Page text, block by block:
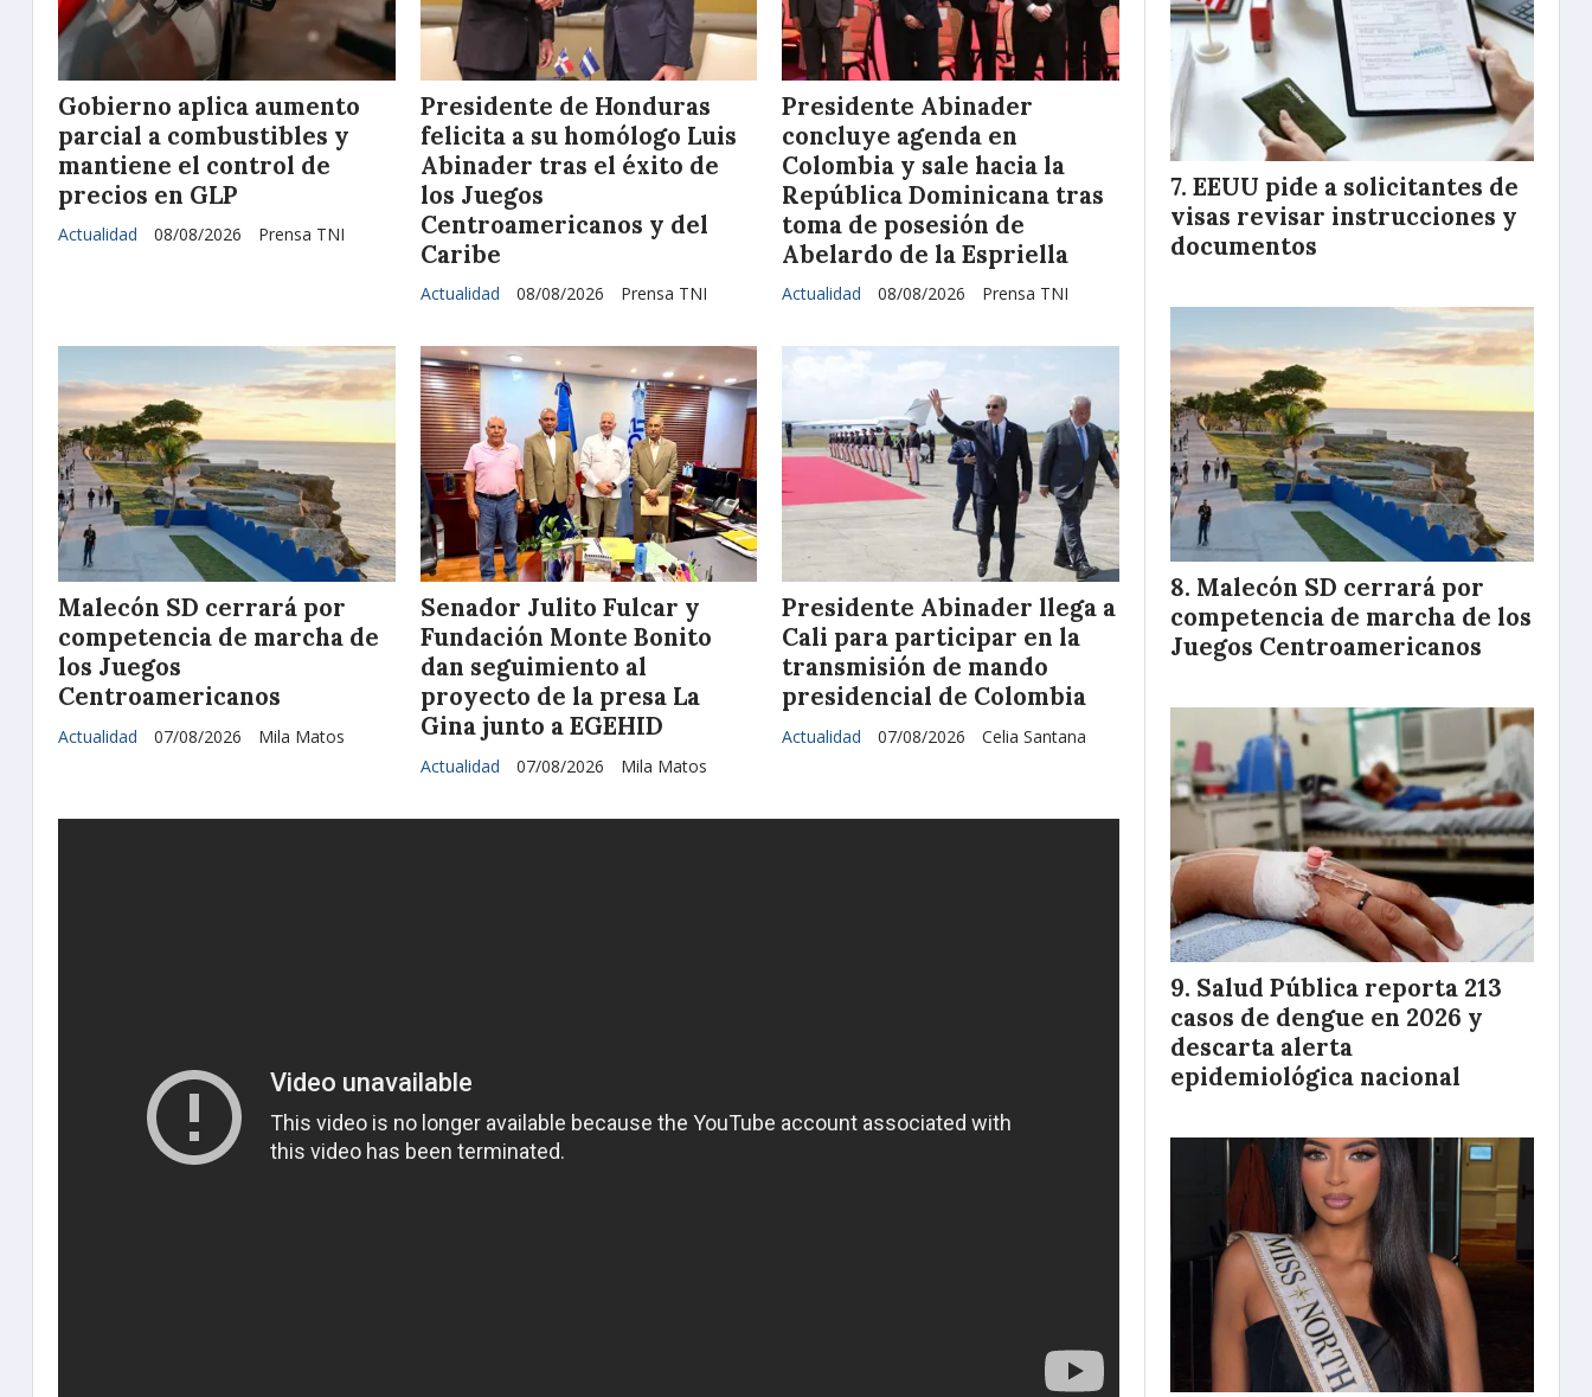
Gobierno aplica aumento
parcial a combustibles y
mantiene el control de
precios en GLP
Prensa TNI
Actualidad 08/08/2026
Presidente de Honduras
felicita a su homólogo Luis
Abinader tras el éxito de
los Juegos
Centroamericanos y del
Caribe
Prensa TNI
Actualidad 08/08/2026
Presidente Abinader
concluye agenda en
Colombia y sale hacia la
República Dominicana tras
toma de posesión de
Abelardo de la Espriella
Prensa TNI
Actualidad 08/08/2026
Malecón SD cerrará por
competencia de marcha de
los Juegos
Centroamericanos
Mila Matos
Actualidad 07/08/2026
Senador Julito Fulcar y
Fundación Monte Bonito
dan seguimiento al
proyecto de la presa La
Gina junto a EGEHID
Mila Matos
Actualidad 07/08/2026
Presidente Abinader llega a
Cali para participar en la
transmisión de mando
presidencial de Colombia
Celia Santana
Actualidad 07/08/2026
EEUU pide a solicitantes de
visas revisar instrucciones y
documentos
Malecón SD cerrará por
competencia de marcha de los
Juegos Centroamericanos
Salud Pública reporta 213
casos de dengue en 2026 y
descarta alerta
epidemiológica nacional